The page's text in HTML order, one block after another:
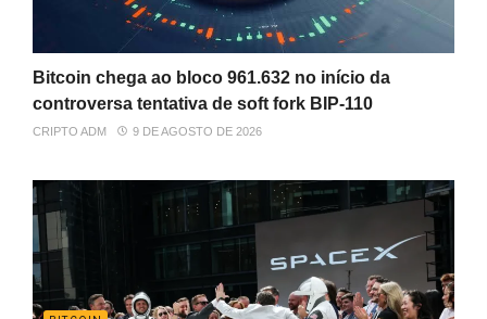
Bitcoin chega ao bloco 961.632 no início da
controversa tentativa de soft fork BIP-110
CRIPTO ADM 9 DE AGOSTO DE 2026